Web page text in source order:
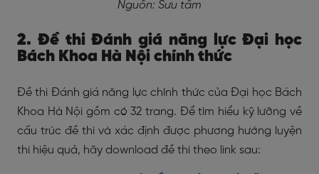
Nguồn: Sưu tầm
2. Đề thi Đánh giá năng lực Đại học
Bách Khoa Hà Nội chính thức
Đề thi Đánh giá năng lực chính thức của Đại học Bách
Khoa Hà Nội gồm có 32 trang. Để tìm hiểu kỹ lưỡng về
cấu trúc đề thi và xác định được phương hướng luyện
thi hiệu quả, hãy download đề thi theo link sau: